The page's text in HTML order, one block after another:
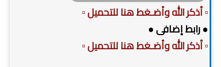
▫️ أذكر الله وأضـغط هنا للتحميل ▫️
● رابط إضافى ●
▫️ أذكر الله وأضـغط هنا للتحميل ▫️